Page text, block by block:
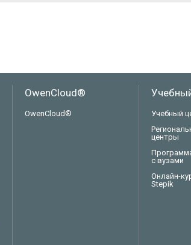
OwenCloud®
OwenCloud®
Учебный
центры
с вузами
Онлайн-
Stepik